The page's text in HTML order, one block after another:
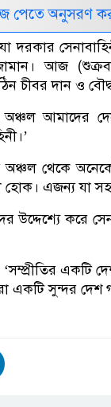
পেতে অনুসরণ
দরকার
আজ
চীবর দান ও
অঞ্চল আমাদের
অঞ্চল থেকে
হোক। এজন্য যা
উদ্দেশ্যে করে
একটি
একটি সুন্দর দেশ